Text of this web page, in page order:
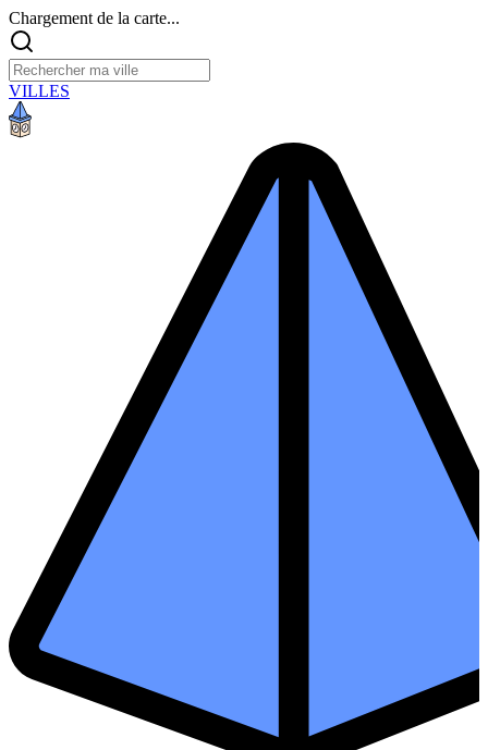
Chargement de la carte...
VILLES